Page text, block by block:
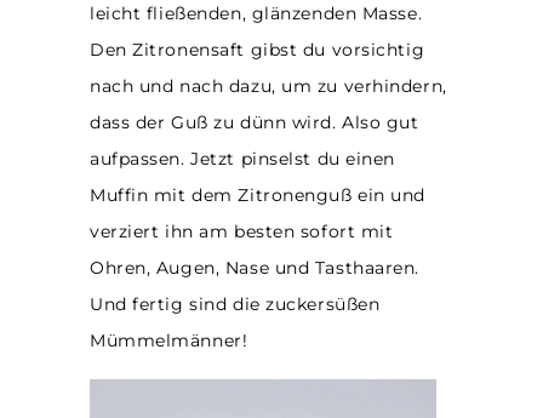
leicht fließenden, glänzenden Masse.
Den Zitronensaft gibst du vorsichtig
nach und nach dazu, um zu verhindern,
dass der Guß zu dünn wird. Also gut
aufpassen. Jetzt pinselst du einen
Muffin mit dem Zitronenguß ein und
verziert ihn am besten sofort mit
Ohren, Augen, Nase und Tasthaaren.
Und fertig sind die zuckersüßen
Mümmelmänner!